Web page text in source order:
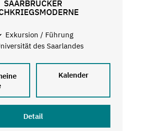
SAARBRÜCKER
Exkursion / Führung
des Saarlandes
Kalender
Detail